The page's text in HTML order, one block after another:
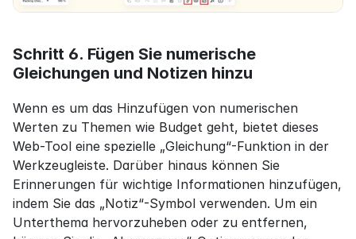
Schritt 6. Fügen Sie numerische
Gleichungen und Notizen hinzu
Wenn es um das Hinzufügen von numerischen
Werten zu Themen wie Budget geht, bietet dieses
Web-Tool eine spezielle „Gleichung“-Funktion in der
Werkzeugleiste. Darüber hinaus können Sie
Erinnerungen für wichtige Informationen hinzufügen,
indem Sie das „Notiz“-Symbol verwenden. Um ein
Unterthema hervorzuheben oder zu entfernen,